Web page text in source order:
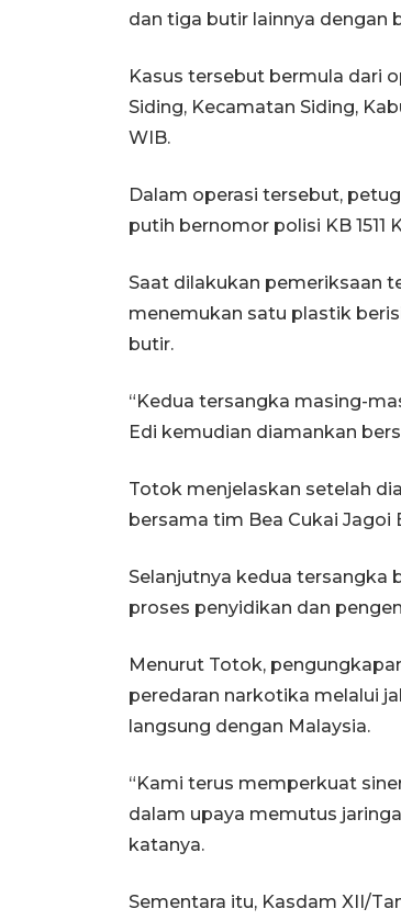
dan tiga butir lainnya dengan
Kasus tersebut bermula dari
Siding, Kecamatan Siding,
WIB.
Dalam operasi tersebut,
putih bernomor polisi KB
Saat dilakukan pemeriksaan
menemukan satu plastik
butir.
“Kedua tersangka masing-
Edi kemudian diamankan
Totok menjelaskan setelah
bersama tim Bea Cukai
Selanjutnya kedua tersangka
proses penyidikan dan
Menurut Totok,
peredaran narkotika melalui
langsung dengan Malaysia.
“Kami terus memperkuat
dalam upaya memutus
katanya.
Sementara itu, Kasdam XII/